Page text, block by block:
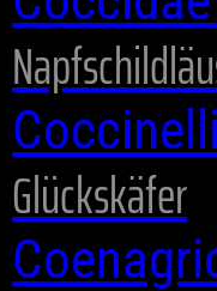
Glückskäfer